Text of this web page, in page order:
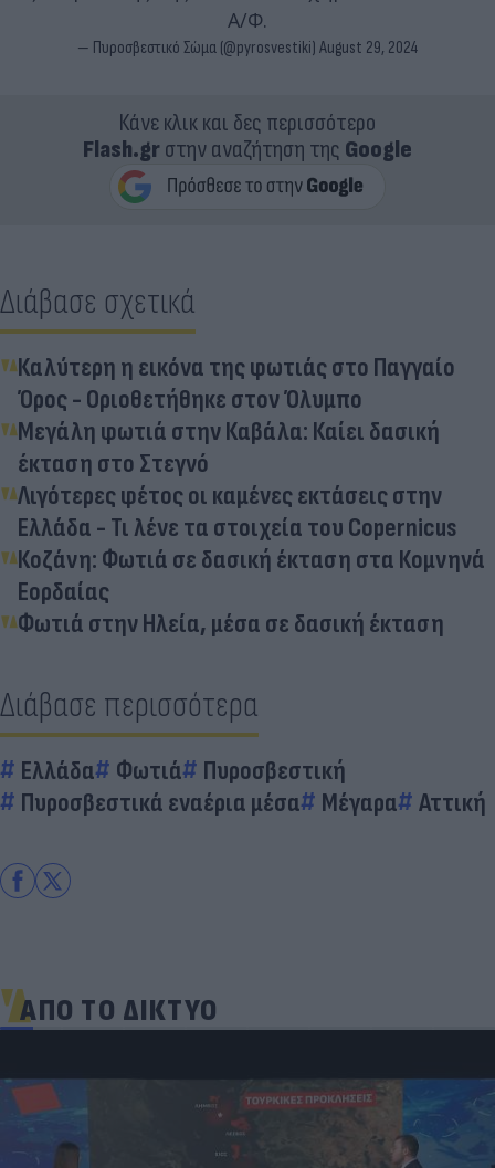
Α/Φ.
— Πυροσβεστικό Σώμα (@pyrosvestiki) August 29, 2024
Κάνε κλικ και δες περισσότερο
Flash.grστην αναζήτηση της Google
Διάβασε σχετικά
Καλύτερη η εικόνα της φωτιάς στο Παγγαίο
Όρος - Οριοθετήθηκε στον Όλυμπο
Μεγάλη φωτιά στην Καβάλα: Καίει δασική
έκταση στο Στεγνό
Λιγότερες φέτος οι καμένες εκτάσεις στην
Ελλάδα - Τι λένε τα στοιχεία του Copernicus
Κοζάνη: Φωτιά σε δασική έκταση στα Κομνηνά
Εορδαίας
Φωτιά στην Ηλεία, μέσα σε δασική έκταση
Διάβασε περισσότερα
Ελλάδα Φωτιά
Πυροσβεστική
Πυροσβεστικά εναέρια μέσα
Μέγαρα Αττική
ΑΠΟ ΤΟ ΔΙΚΤΥΟ